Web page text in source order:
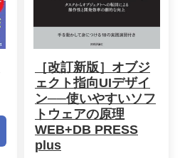
［改訂新版］オブジ
ェクト指向UIデザイ
ン──使いやすいソフ
トウェアの原理
WEB+DB PRESS
plus